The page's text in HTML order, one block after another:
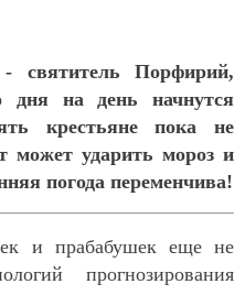
святитель Порфирий,
дня на день начнутся
крестьяне пока не
может ударить мороз и
погода переменчива!
и прабабушек еще не
прогнозирования